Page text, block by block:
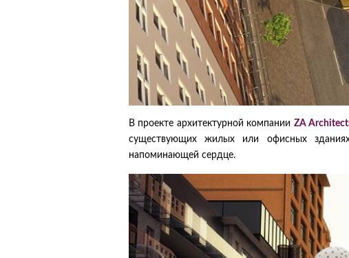
В проекте архитектурной компании ZA
существующих жилых или офисных
напоминающей сердце.